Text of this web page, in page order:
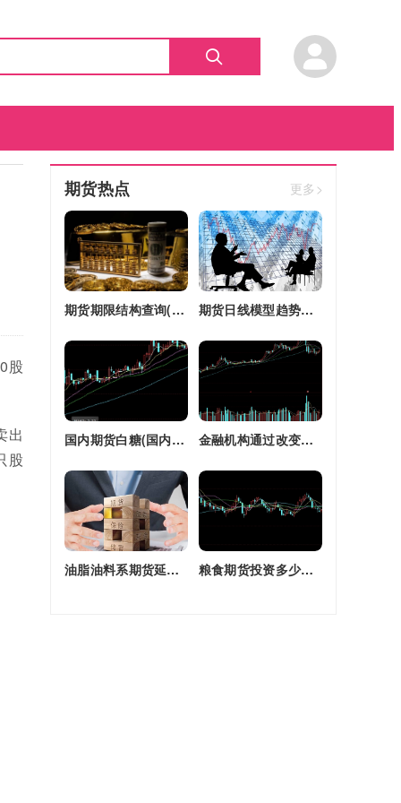
股
出
股
期货热点 更多>
期货期限结构查询(期货期限结构) 期货日线模型趋势图(期货日线模型趋势图怎么看)
国内期货白糖(国内期货白糖合约是怎么交割) 金融机构通过改变持有的股指期货合约(股指期货合约最长持有多久)
油脂油料系期货延续强劲走势(油脂期货是什么) 粮食期货投资多少钱一个月(粮食期货投资多少钱一个月啊)